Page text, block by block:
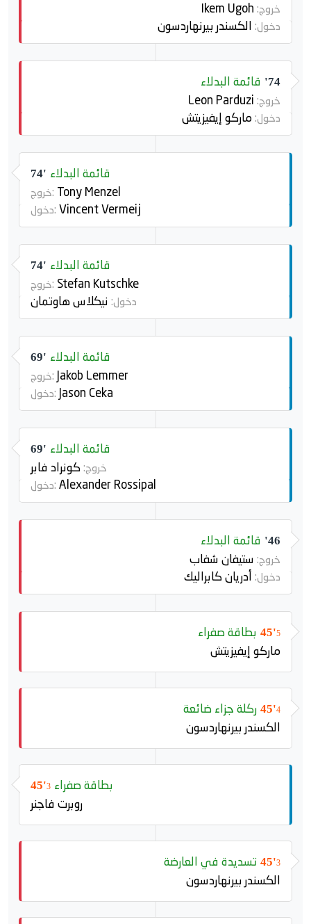
خروج:
دخول: الكسندر بيرنهاردسون
74' قائمة البدلاء
خروج:
دخول: ماركو إيفيزيتش
74' قائمة البدلاء
خروج: Tony Menzel
دخول: Vincent Vermeij
74' قائمة البدلاء
خروج: Stefan Kutschke
دخول: نيكلاس هاوتمان
69' قائمة البدلاء
خروج: Jakob Lemmer
دخول: Jason Ceka
69' قائمة البدلاء
خروج:كونراد فابر
دخول: Alexander Rossipal
46' قائمة البدلاء
خروج: ستيفان شفاب
دخول: أدريان كابراليك
45'5
بطاقة صفراء
ماركو إيفيزيتش
45'4
ركلة جزاء ضائعة
الكسندر بيرنهاردسون
45'3 بطاقة صفراء
روبرت فاجنر
45'3
تسديدة في العارضة
الكسندر بيرنهاردسون